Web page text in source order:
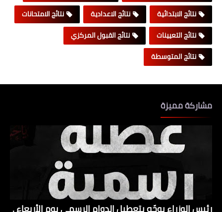
نتائج الابتدائية
نتائج الاعدادية
نتائج الامتحانات
نتائج التعيينات
نتائج القبول المركزي
نتائج المتوسطة
مشاركة مميزة